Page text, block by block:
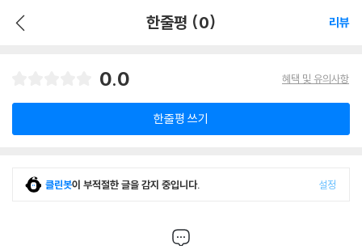
한줄평 (0) 리뷰
0.0 혜택 및 유의사항
한줄평 쓰기
클린봇이 부적절한 글을 감지 중입니다. 설정